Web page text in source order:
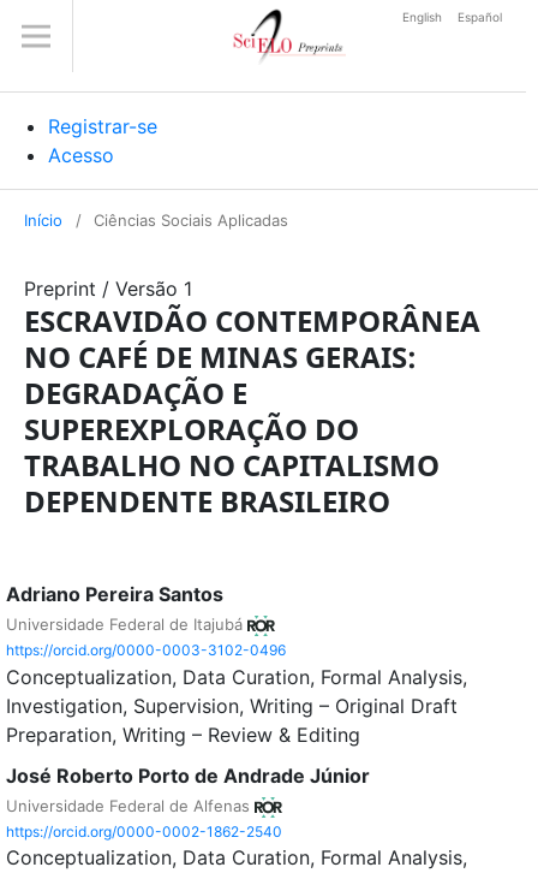
Registrar-se
Acesso
English Español
Início / Ciências Sociais Aplicadas
Preprint / Versão 1
ESCRAVIDÃO CONTEMPORÂNEA
NO CAFÉ DE MINAS GERAIS:
DEGRADAÇÃO E
SUPEREXPLORAÇÃO DO
TRABALHO NO CAPITALISMO
DEPENDENTE BRASILEIRO
Adriano Pereira Santos
Universidade Federal de Itajubá
https://orcid.org/0000-0003-3102-0496
Conceptualization Data Curation Formal Analysis
Investigation Supervision Writing – Original Draft
Preparation Writing – Review & Editing
José Roberto Porto de Andrade Júnior
Universidade Federal de Alfenas
https://orcid.org/0000-0002-1862-2540
Conceptualization Data Curation Formal Analysis